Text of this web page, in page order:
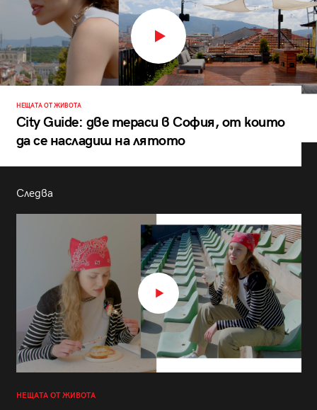
НЕЩАТА ОТ ЖИВОТА
City Guide: две тераси в София, от които
да се насладиш на лятото
Следва
НЕЩАТА ОТ ЖИВОТА